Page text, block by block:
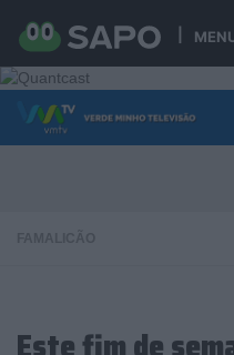
Skip to content